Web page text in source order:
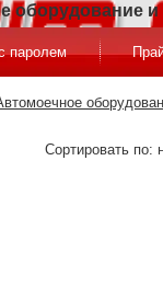
оборудование
паролем
Сортировать по: